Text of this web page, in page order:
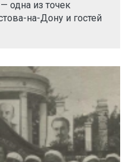
одна из точек
на-Дону и гостей